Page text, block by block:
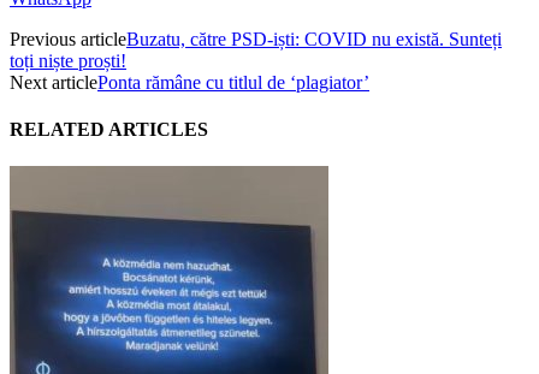
Previous articleBuzatu, către PSD-iști: COVID nu există. Sunteți
toți niște proști!
Next articlePonta rămâne cu titlul de ‘plagiator’
RELATED ARTICLES